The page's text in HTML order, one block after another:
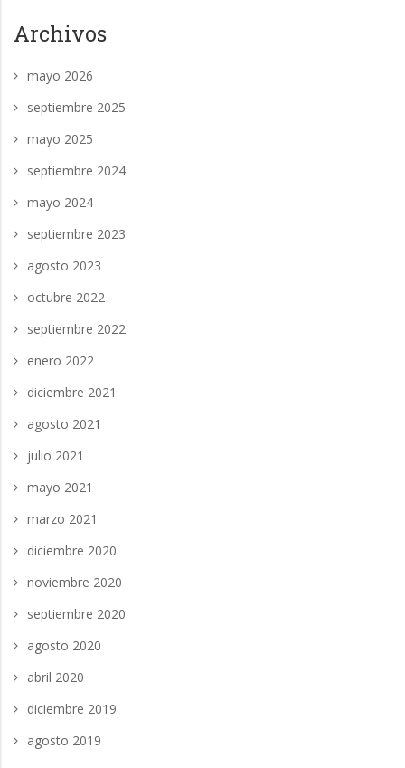
Archivos
mayo 2026
septiembre 2025
mayo 2025
septiembre 2024
mayo 2024
septiembre 2023
agosto 2023
octubre 2022
septiembre 2022
enero 2022
diciembre 2021
agosto 2021
julio 2021
mayo 2021
marzo 2021
diciembre 2020
noviembre 2020
septiembre 2020
agosto 2020
abril 2020
diciembre 2019
agosto 2019